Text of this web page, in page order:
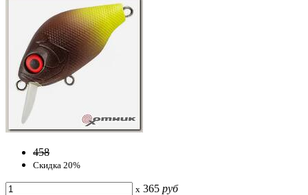
458
Скидка 20%
x 365 руб